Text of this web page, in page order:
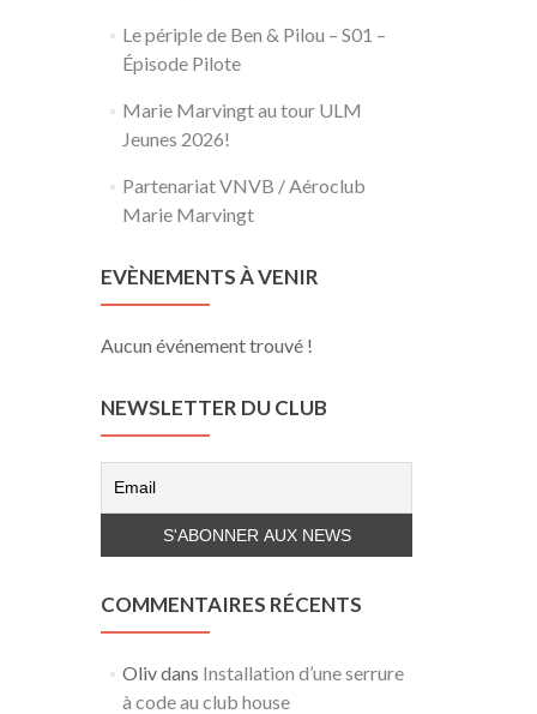
Le périple de Ben & Pilou – S01 –
Épisode Pilote
Marie Marvingt au tour ULM
Jeunes 2026!
Partenariat VNVB / Aéroclub
Marie Marvingt
EVÈNEMENTS À VENIR
Aucun événement trouvé !
NEWSLETTER DU CLUB
COMMENTAIRES RÉCENTS
Olivdans Installation d’une serrure
à code au club house